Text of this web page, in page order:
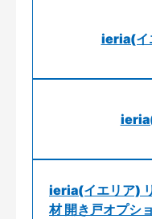
ieria(イ
ieria(イエリア)
材 開き戸オプシ